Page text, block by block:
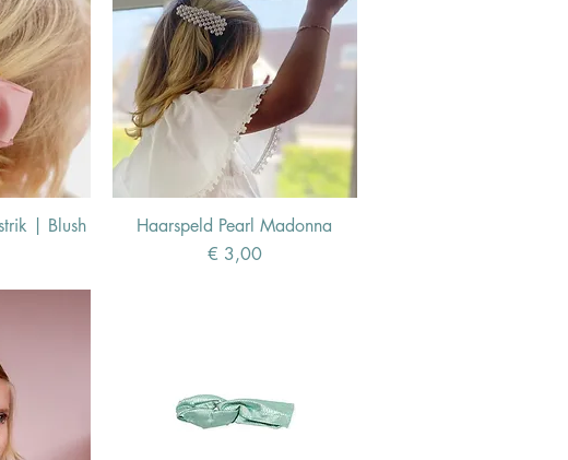
| Blush
Haarspeld Pearl Madonna
Prijs
€ 3,00